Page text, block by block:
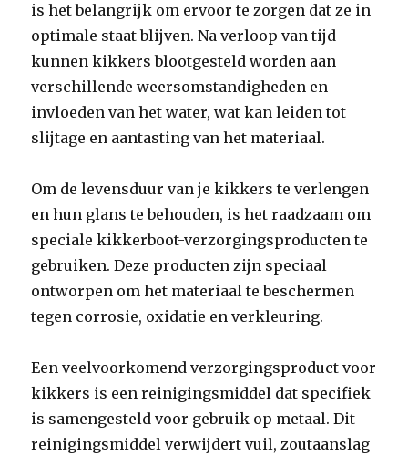
is het belangrijk om ervoor te zorgen dat ze in
optimale staat blijven. Na verloop van tijd
kunnen kikkers blootgesteld worden aan
verschillende weersomstandigheden en
invloeden van het water, wat kan leiden tot
slijtage en aantasting van het materiaal.
Om de levensduur van je kikkers te verlengen
en hun glans te behouden, is het raadzaam om
speciale kikkerboot-verzorgingsproducten te
gebruiken. Deze producten zijn speciaal
ontworpen om het materiaal te beschermen
tegen corrosie, oxidatie en verkleuring.
Een veelvoorkomend verzorgingsproduct voor
kikkers is een reinigingsmiddel dat specifiek
is samengesteld voor gebruik op metaal. Dit
reinigingsmiddel verwijdert vuil, zoutaanslag